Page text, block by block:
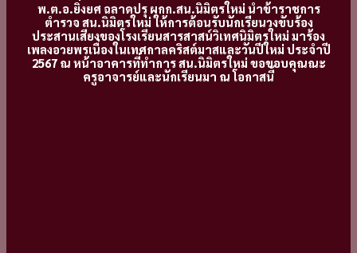
พ.ต.อ.ยิ่งยศ ฉลาดปรุ ผกก.สน.นิมิตรใหม่ นำข้าราชการ
ตำรวจ สน.นิมิตรใหม่ ให้การต้อนรับนักเรียนวงขับร้อง
ประสานเสียงของโรงเรียนสารสาสน์วิเทศนิมิตรใหม่ มาร้อง
เพลงอวยพรเนื่องในเทศกาลคริสต์มาสและวันปีใหม่ ประจำปี
2567 ณ หน้าอาคารที่ทำการ สน.นิมิตรใหม่ ขอขอบคุณณะ
ครูอาจารย์และนักเรียนมา ณ โอกาสนี้